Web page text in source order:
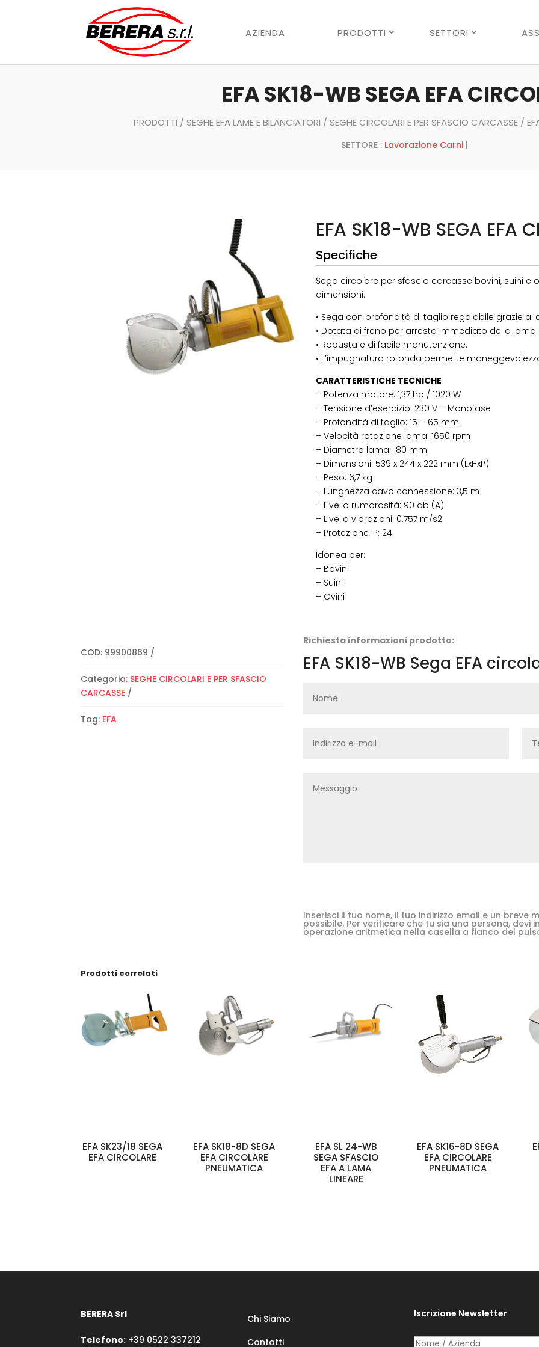
AZIENDA PRODOTTI SETTORI
EFA SK18-WB SEGA EFA
PRODOTTI / SEGHE EFA LAME E BILANCIATORI / SEGHE CIRCOLARI E PER SFASCIO CARCASSE /
SETTORE : Lavorazione Carni|
EFA SK18-WB SEGA EFA
Specifiche
Sega circolare per sfascio carcasse bovini, suini e
dimensioni.
• Sega con profondità di taglio regolabile grazie al
• Dotata di freno per arresto immediato della lama.
• Robusta e di facile manutenzione.
• L’impugnatura rotonda permette
CARATTERISTICHE TECNICHE
– Potenza motore: 1,37 hp / 1020 W
– Tensione d’esercizio: 230 V – Monofase
– Profondità di taglio: 15 – 65 mm
– Velocità rotazione lama: 1650 rpm
– Diametro lama: 180 mm
– Dimensioni: 539 x 244 x 222 mm (LxHxP)
– Peso: 6,7 kg
– Lunghezza cavo connessione: 3,5 m
– Livello rumorosità: 90 db (A)
– Livello vibrazioni: 0.757 m/s2
– Protezione IP: 24
Idonea per:
– Bovini
– Suini
– Ovini
COD: 99900869
Categoria: SEGHE CIRCOLARI E PER SFASCIO
CARCASSE
Tag: EFA
Richiesta informazioni prodotto:
EFA SK18-WB Sega EFA
Inserisci il tuo nome, il tuo indirizzo email e un
possibile. Per verificare che tu sia una persona, devi
operazione aritmetica nella casella a fianco del
Prodotti correlati
EFA SK23/18 SEGA
EFA CIRCOLARE
EFA SK18-8D SEGA
EFA CIRCOLARE
PNEUMATICA
EFA SL 24-WB
SEGA SFASCIO
EFA A LAMA
LINEARE
EFA SK16-8D SEGA
EFA CIRCOLARE
PNEUMATICA
BERERA Srl
Telefono: +39 0522 337212
Chi Siamo
Contatti
Iscrizione Newsletter
Nome /​ Azienda